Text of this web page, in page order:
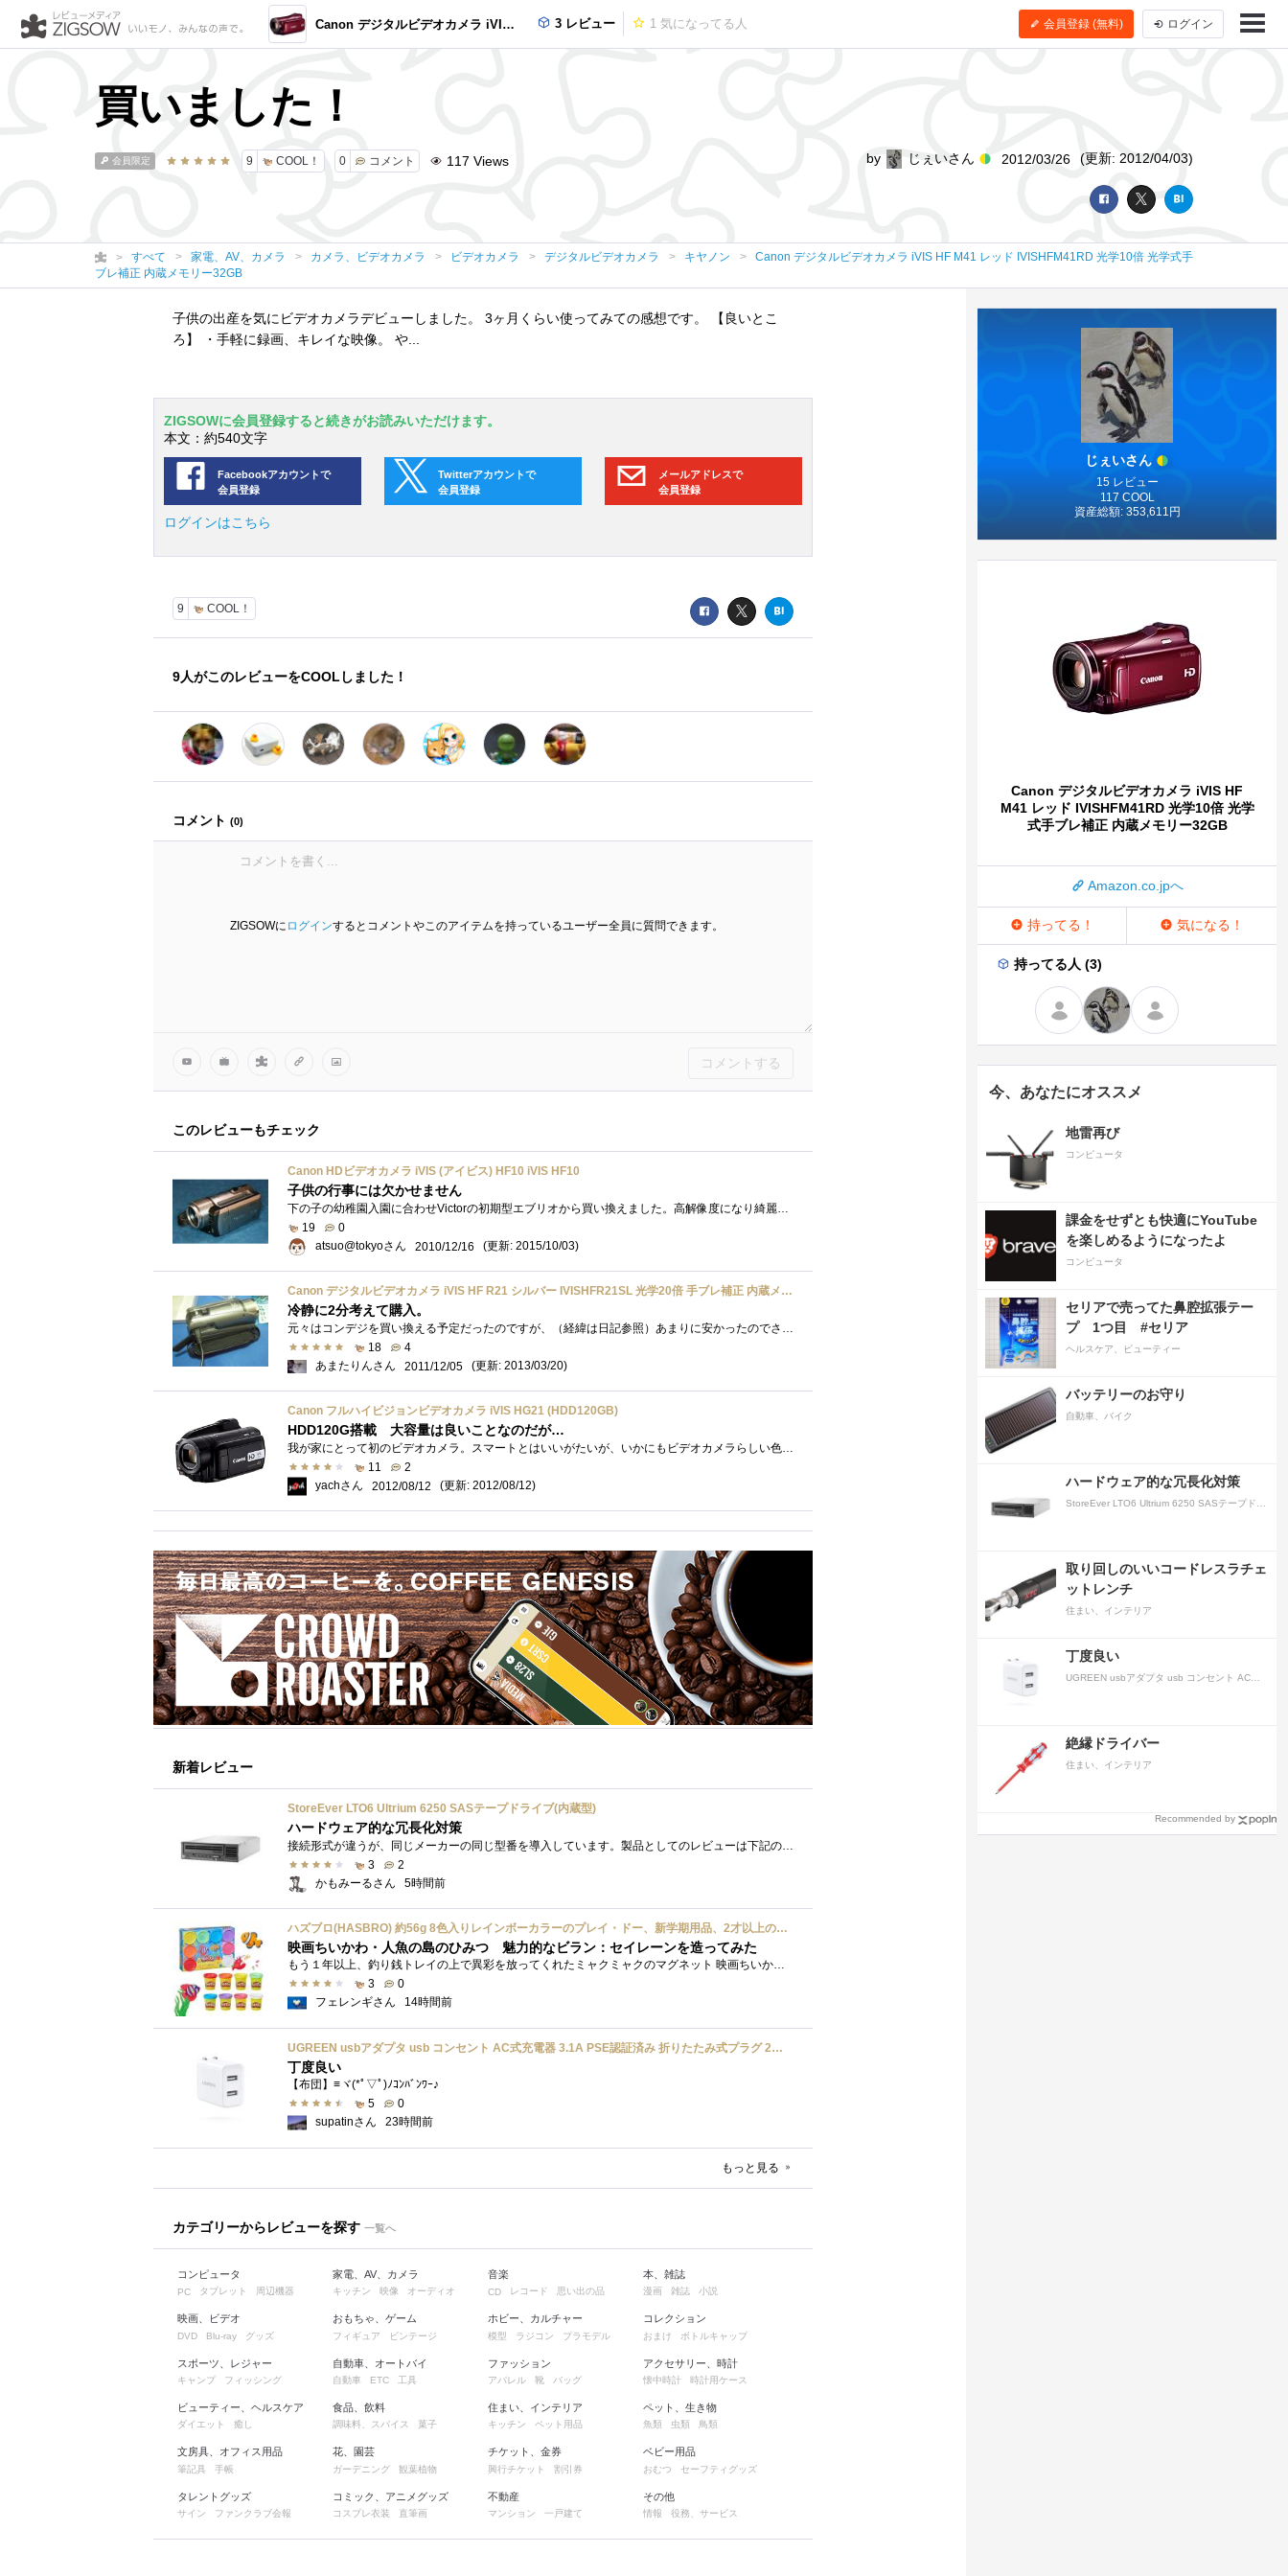
Canon デジタルビデオカメラ iVIS HF M41 レッド IVISHFM41RD 光学10倍 光学式手ブレ補正 内蔵メモリー32GB 3 レビュー 1 気になってる人 会員登録 (無料) ログイン
買いました！
会員限定 9 COOL！ 0 コメント 117 Views by じぇいさん 2012/03/26 (更新: 2012/04/03)
すべて 家電、AV、カメラ カメラ、ビデオカメラ ビデオカメラ デジタルビデオカメラ キヤノン
Canon デジタルビデオカメラ iVIS HF M41 レッド IVISHFM41RD 光学10倍 光学式手
ブレ補正 内蔵メモリー32GB
子供の出産を気にビデオカメラデビューしました。 3ヶ月くらい使ってみての感想です。 【良いとこ
ろ】 ・手軽に録画、キレイな映像。 や...
ZIGSOWに会員登録すると続きがお読みいただけます。
本文：約540文字
Facebookアカウントで
会員登録
Twitterアカウントで
会員登録
メールアドレスで
会員登録
ログインはこちら
9 COOL！
9人がこのレビューをCOOLしました！
コメント (0)
ZIGSOWに ログインするとコメントやこのアイテムを持っているユーザー全員に質問できます。
コメントする
このレビューもチェック
Canon HDビデオカメラ iVIS (アイビス) HF10 iVIS HF10
子供の行事には欠かせません
下の子の幼稚園入園に合わせVictorの初期型エブリオから買い換えました。高解像度になり綺麗になっただけでなく、画面の明るさからフォーカス�...
19
0
atsuo@tokyoさん
2010/12/16 (更新: 2015/10/03)
Canon デジタルビデオカメラ iVIS HF R21 シルバー IVISHFR21SL 光学20倍 手ブレ補正 内蔵メモリー32GB
冷静に2分考えて購入。
元々はコンデジを買い換える予定だったのですが、（経緯は日記参照）あまりに安かったのでさくっと購入。比較云々というより、このタイプの�...
18
4
あまたりんさん
2011/12/05 (更新: 2013/03/20)
Canon フルハイビジョンビデオカメラ iVIS HG21 (HDD120GB)
HDD120G搭載 大容量は良いことなのだが…
我が家にとって初のビデオカメラ。スマートとはいいがたいが、いかにもビデオカメラらしい色と外観が自分好み。ビデオカメラに関する知識を�...
11
2
yachさん
2012/08/12 (更新: 2012/08/12)
新着レビュー
StoreEver LTO6 Ultrium 6250 SASテープドライブ(内蔵型)
ハードウェア的な冗長化対策
接続形式が違うが、同じメーカーの同じ型番を導入しています。製品としてのレビューは下記の方で行っています。いざ使おうとしたときに故障�...
3
2
かもみーるさん
5時間前
ハズブロ(HASBRO) 約56g 8色入りレインボーカラーのプレイ・ドー、新学期用品、2才以上のプリスクールの子供向け、子供向けのアート&クラフト 粘土 ねんど、こどもの日、子供の日プレゼント
映画ちいかわ・人魚の島のひみつ 魅力的なビラン：セイレーンを造ってみた
もう１年以上、釣り銭トレイの上で異彩を放ってくれたミャクミャクのマグネット 映画ちいかわ人魚の島のひみつを鑑賞後、素敵なビランのセイ...
3
0
フェレンギさん
14時間前
UGREEN usbアダプタ usb コンセント AC式充電器 3.1A PSE認証済み 折りたたみ式プラグ 2ポート
丁度良い
【布団】≡ヾ(*ﾟ▽ﾟ)ﾉｺﾝﾊﾞﾝﾜｰ♪
5
0
supatinさん
23時間前
もっと見る
カテゴリーからレビューを探す 一覧へ
コンピュータ
PC タブレット 周辺機器
映画、ビデオ
DVD Blu-ray グッズ
スポーツ、レジャー
キャンプ フィッシング
ビューティー、ヘルスケア
ダイエット 癒し
文房具、オフィス用品
筆記具 手帳
タレントグッズ
サイン ファンクラブ会報
家電、AV、カメラ
キッチン 映像 オーディオ
おもちゃ、ゲーム
フィギュア ビンテージ
自動車、オートバイ
自動車 ETC 工具
食品、飲料
調味料、スパイス 菓子
花、園芸
ガーデニング 観葉植物
コミック、アニメグッズ
コスプレ衣装 直筆画
音楽
CD レコード 思い出の品
ホビー、カルチャー
模型 ラジコン プラモデル
ファッション
アパレル 靴 バッグ
住まい、インテリア
キッチン ペット用品
チケット、金券
興行チケット 割引券
不動産
マンション 一戸建て
本、雑誌
漫画 雑誌 小説
コレクション
おまけ ボトルキャップ
アクセサリー、時計
懐中時計 時計用ケース
ペット、生き物
魚類 虫類 鳥類
ベビー用品
おむつ セーフティグッズ
その他
情報 役務、サービス
じぇいさん
15 レビュー
117 COOL
資産総額: 353,611円
Canon デジタルビデオカメラ iVIS HF
M41 レッド IVISHFM41RD 光学10倍 光学
式手ブレ補正 内蔵メモリー32GB
Amazon.co.jpへ
持ってる！ 気になる！
持ってる人 (3)
今、あなたにオススメ
地雷再び
コンピュータ
課金をせずとも快適にYouTube
を楽しめるようになったよ
コンピュータ
セリアで売ってた鼻腔拡張テー
プ 1つ目 #セリア
ヘルスケア、ビューティー
バッテリーのお守り
自動車、バイク
ハードウェア的な冗長化対策
取り回しのいいコードレスラチェ
ットレンチ
住まい、インテリア
丁度良い
絶縁ドライバー
住まい、インテリア
Recommended by